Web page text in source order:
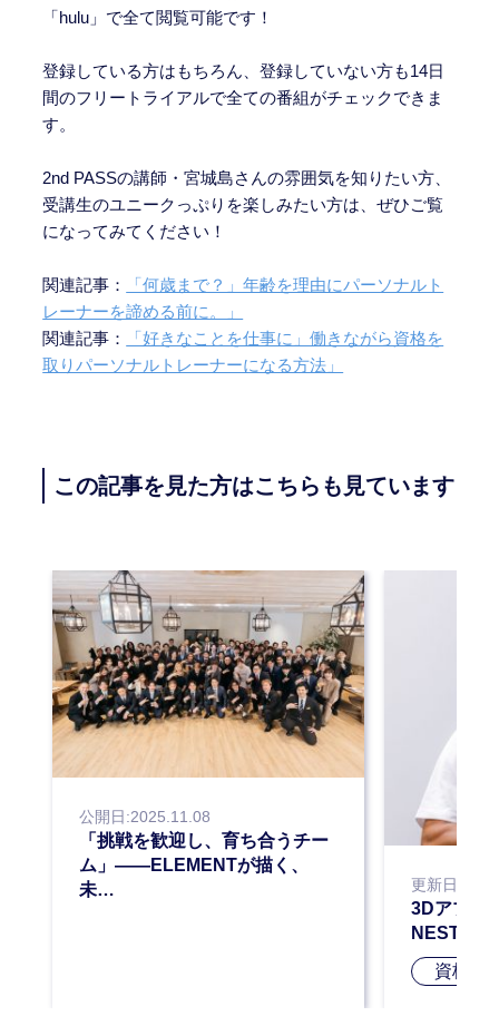
「hulu」で全て閲覧可能です！
登録している方はもちろん、登録していない方も14日
間のフリートライアルで全ての番組がチェックできま
す。
2nd PASSの講師・宮城島さんの雰囲気を知りたい方、
受講生のユニークっぷりを楽しみたい方は、ぜひご覧
になってみてください！
関連記事：
「何歳まで？」年齢を理由にパーソナルト
レーナーを諦める前に。」
関連記事：
「好きなことを仕事に」働きながら資格を
取りパーソナルトレーナーになる方法」
この記事を見た方はこちらも見ています
公開日:2025.11.08
「挑戦を歓迎し、育ち合うチー
ム」——ELEMENTが描く、
未…
更新日
3Dアプリ
NESTA-
資格合